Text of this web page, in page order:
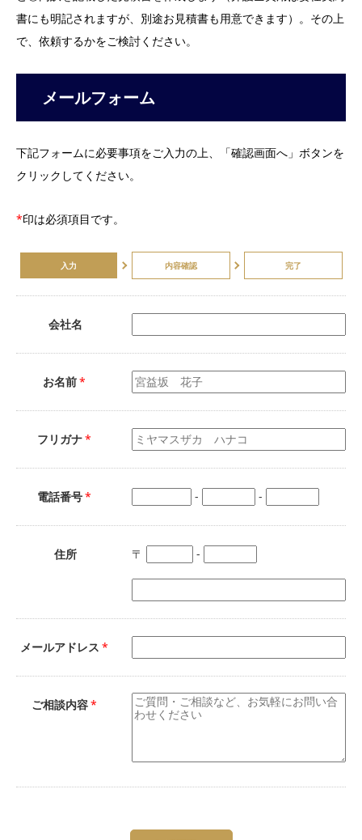
書にも明記されますが、別途お見積書も用意できます）。その上
で、依頼するかをご検討ください。
メールフォーム
下記フォームに必要事項をご入力の上、「確認画面へ」ボタンを
クリックしてください。
*印は必須項目です。
入力 内容確認 完了
会社名
お名前*
フリガナ*
電話番号* - -
住所 〒 -
メールアドレス *
ご相談内容*